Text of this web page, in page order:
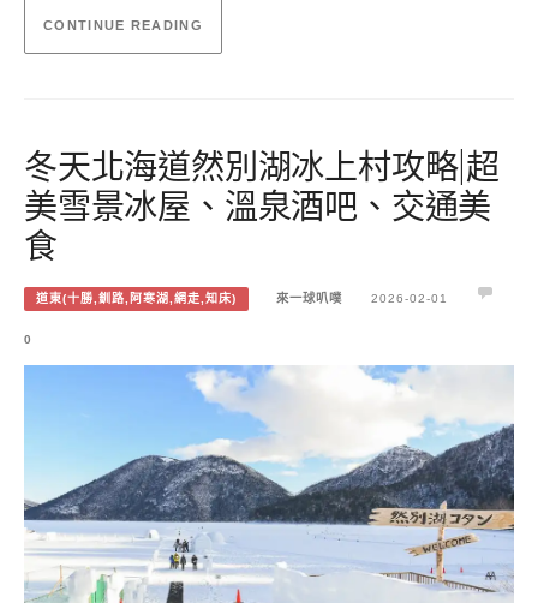
CONTINUE READING
冬天北海道然別湖冰上村攻略|超
美雪景冰屋、溫泉酒吧、交通美
食
道東(十勝,釧路,阿寒湖,網走,知床) 來一球叭噗 2026-02-01
0